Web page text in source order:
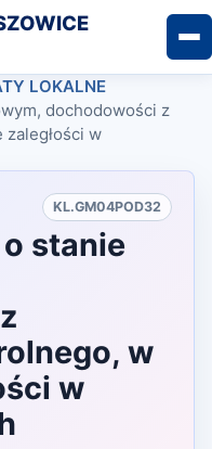
LOKALNE
dochodowości z
w
KL.GM04POD32
stanie
w
w